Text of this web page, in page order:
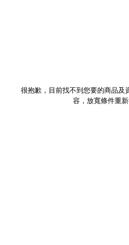
很抱歉，目前找不到您要的商品及
容，放寬條件重新